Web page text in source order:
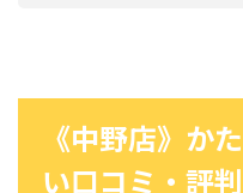
《中野店》か
い口コミ・評